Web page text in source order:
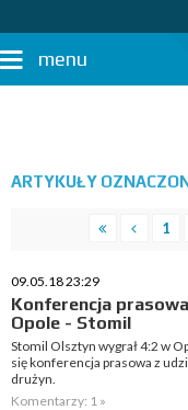
menu
ARTYKUŁY
1
09.05.18 23:29
Konferencja
Opole - Stomil
Stomil Olsztyn wygrał 4:2 w
się konferencja prasowa z
drużyn.
Komentarzy: 1 »